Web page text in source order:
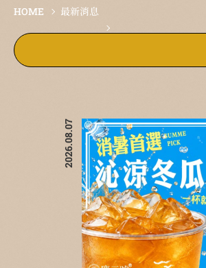
倉庫精選
HOME 最新消息
2026.08.07